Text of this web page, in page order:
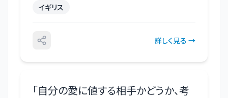
イギリス
詳しく見る →
「自分の愛に値する相手かどうか、考